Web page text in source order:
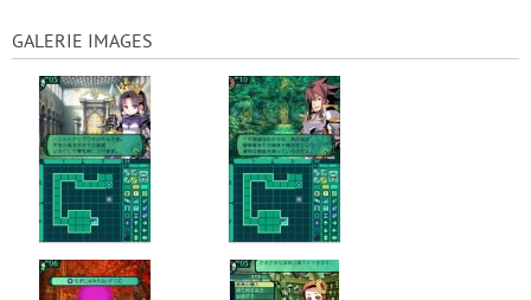
GALERIE IMAGES